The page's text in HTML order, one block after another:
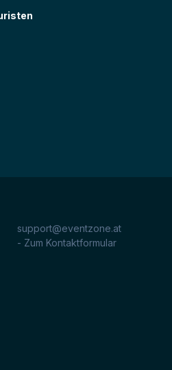
support@eventzone.at
- Zum Kontaktformular